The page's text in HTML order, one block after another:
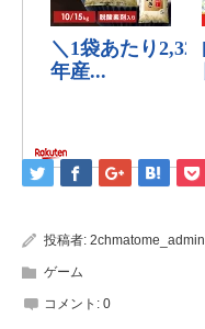
投稿者: 2chmatome_admin
ゲーム
コメント: 0